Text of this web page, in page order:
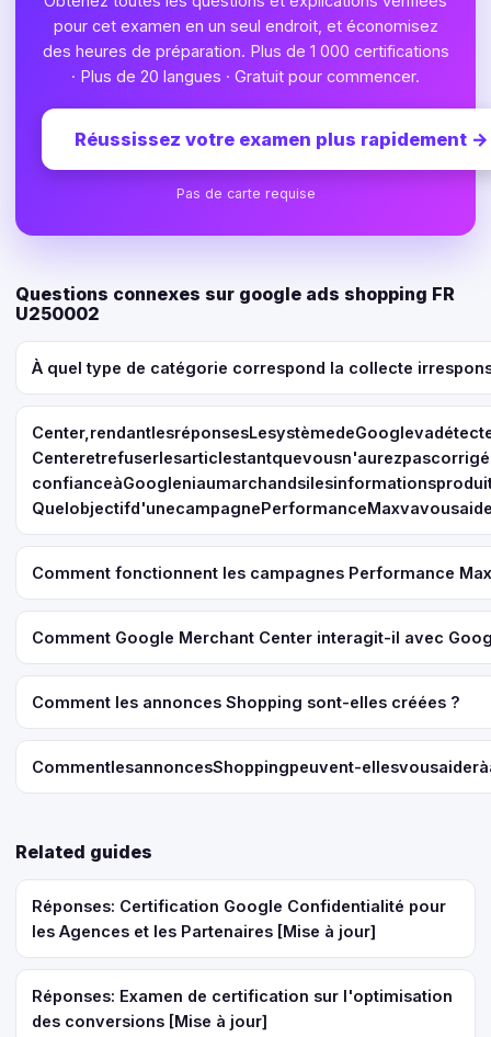
pour cet examen en un seul endroit, et économisez
des heures de préparation. Plus de 1 000 certifications
· Plus de 20 langues · Gratuit pour commencer.
Réussissez votre examen plus rapidement →
Pas de carte requise
Questions connexes sur google ads shopping FR
U250002
À quel type de catégorie correspond la collecte
Comment fonctionnent les campagnes Performance
Comment Google Merchant Center interagit-il avec
Comment les annonces Shopping sont-elles créées ?
CommentlesannoncesShoppingpeuvent-
Related guides
Réponses: Certification Google Confidentialité pour
les Agences et les Partenaires [Mise à jour]
Réponses: Examen de certification sur l'optimisation
des conversions [Mise à jour]